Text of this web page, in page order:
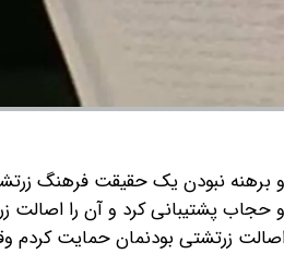
برهنه نبودن یک حقیقت فرهنگ
و حجاب پشتیبانی کرد و آن را
اصالت زرتشتی بودنمان حمایت کردم